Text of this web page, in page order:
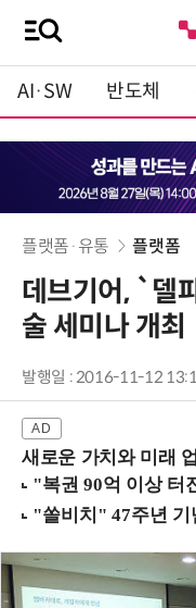
AI·SW 반도체
플랫폼·유통 플랫폼
데브기어, `델
술 세미나 개최
발행일 : 2016-11-12
새로운 가치와 미래 업무 환경을 조